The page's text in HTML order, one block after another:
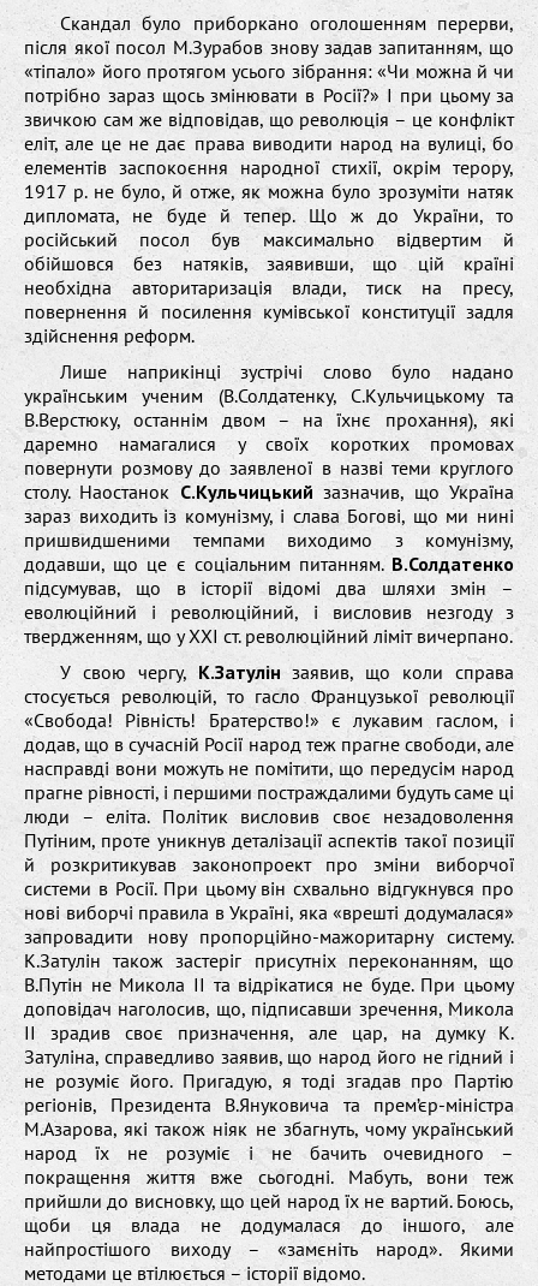
Скандал було приборкано оголошенням перерви,
після якої посол М.Зурабов знову задав запитанням, що
«тіпало» його протягом усього зібрання: «Чи можна й чи
потрібно зараз щось змінювати в Росії?» І при цьому за
звичкою сам же відповідав, що революція – це конфлікт
еліт, але це не дає права виводити народ на вулиці, бо
елементів заспокоєння народної стихії, окрім терору,
1917 р. не було, й отже, як можна було зрозуміти натяк
дипломата, не буде й тепер. Що ж до України, то
російський посол був максимально відвертим й
обійшовся без натяків, заявивши, що цій країні
необхідна авторитаризація влади, тиск на пресу,
повернення й посилення кумівської конституції задля
здійснення реформ.
Лише наприкінці зустрічі слово було надано
українським ученим (В.Солдатенку, С.Кульчицькому та
В.Верстюку, останнім двом – на їхнє прохання), які
даремно намагалися у своїх коротких промовах
повернути розмову до заявленої в назві теми круглого
столу. НаостанокС.Кульчицький зазначив, що Україна
зараз виходить із комунізму, і слава Богові, що ми нині
пришвидшеними темпами виходимо з комунізму,
додавши, що це є соціальним питанням. В.Солдатенко
підсумував, що в історії відомі два шляхи змін –
еволюційний і революційний, і висловив незгоду з
твердженням, що у ХХІ ст. революційний ліміт вичерпано.
У свою чергу,К.Затулін заявив, що коли справа
стосується революцій, то гасло Французької революції
«Свобода! Рівність! Братерство!» є лукавим гаслом, і
додав, що в сучасній Росії народ теж прагне свободи, але
насправді вони можуть не помітити, що передусім народ
прагне рівності, і першими постраждалими будуть саме ці
люди – еліта. Політик висловив своє незадоволення
Путіним, проте уникнув деталізації аспектів такої позиції
й розкритикував законопроект про зміни виборчої
системи в Росії. При цьому він схвально відгукнувся про
нові виборчі правила в Україні, яка «врешті додумалася»
запровадити нову пропорційно-мажоритарну систему.
К.Затулін також застеріг присутніх переконанням, що
В.Путін не Микола ІІ та відрікатися не буде. При цьому
доповідач наголосив, що, підписавши зречення, Микола
ІІ зрадив своє призначення, але цар, на думку К.
Затуліна, справедливо заявив, що народ його не гідний і
не розуміє його. Пригадую, я тоді згадав про Партію
регіонів, Президента В.Януковича та прем’єр-міністра
М.Азарова, які також ніяк не збагнуть, чому український
народ їх не розуміє і не бачить очевидного –
покращення життя вже сьогодні. Мабуть, вони теж
прийшли до висновку, що цей народ їх не вартий. Боюсь,
щоби ця влада не додумалася до іншого, але
найпростішого виходу – «замєніть народ». Якими
методами це втілюється – історії відомо.